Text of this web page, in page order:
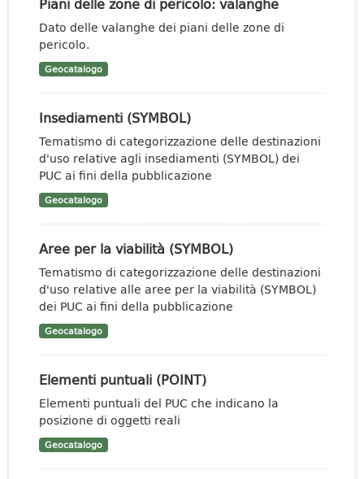
Dato delle valanghe dei piani delle zone di
pericolo.
Geocatalogo
Insediamenti (SYMBOL)
Tematismo di categorizzazione delle destinazioni
d'uso relative agli insediamenti (SYMBOL) dei
PUC ai fini della pubblicazione
Geocatalogo
Aree per la viabilità (SYMBOL)
Tematismo di categorizzazione delle destinazioni
d'uso relative alle aree per la viabilità (SYMBOL)
dei PUC ai fini della pubblicazione
Geocatalogo
Elementi puntuali (POINT)
Elementi puntuali del PUC che indicano la
posizione di oggetti reali
Geocatalogo